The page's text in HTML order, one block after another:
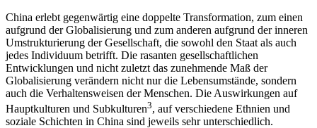
China erlebt gegenwärtig eine doppelte Transformation, zum einen
aufgrund der Globalisierung und zum anderen aufgrund der inneren
Umstrukturierung der Gesellschaft, die sowohl den Staat als auch
jedes Individuum betrifft. Die rasanten gesellschaftlichen
Entwicklungen und nicht zuletzt das zunehmende Maß der
Globalisierung verändern nicht nur die Lebensumstände, sondern
auch die Verhaltensweisen der Menschen. Die Auswirkungen auf
Hauptkulturen und Subkulturen3, auf verschiedene Ethnien und
soziale Schichten in China sind jeweils sehr unterschiedlich.